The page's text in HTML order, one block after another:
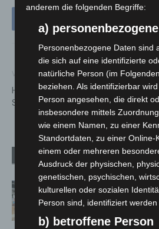
Vorheriger Artikel
Hoher Besucherandrang am
Steinhuder Meer
Verwandte Artikel Mehr vom
Kunst trifft
Susann Mehring
Jacques’ Wein-
anderem die folgenden Begriffe:
a)
Personenbezogene Daten sind
die sich auf eine identifizierte
natürliche Person (im
beziehen. Als identifizierbar
Person angesehen, die direkt
insbesondere mittels
wie einem Namen, zu einer
Standortdaten, zu einer Online-
einem oder mehreren
Ausdruck der physischen,
genetischen, psychischen,
kulturellen oder sozialen
Person sind, identifiziert werden
b) betroffene Person